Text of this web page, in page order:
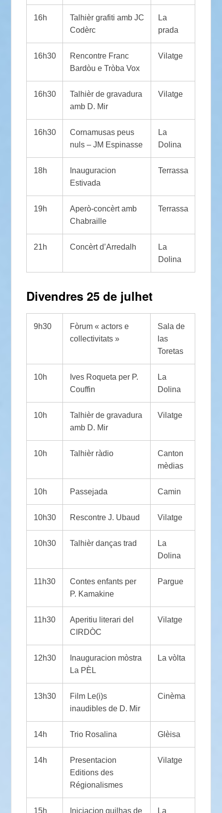
16h
Talhièr grafiti amb JC
Codèrc
La
prada
16h30
Rencontre Franc
Bardòu e Tròba Vox
Vilatge
16h30
Talhièr de gravadura
amb D. Mir
Vilatge
16h30
Cornamusas peus
nuls – JM Espinasse
La
Dolina
18h
Inauguracion
Estivada
Terrassa
19h
Aperò-concèrt amb
Chabraille
Terrassa
21h Concèrt d’Arredalh
La
Dolina
Divendres 25 de julhet
9h30
Fòrum « actors e
collectivitats »
Sala de
las
Toretas
10h
Ives Roqueta per P.
Couffin
La
Dolina
10h
Talhièr de gravadura
amb D. Mir
Vilatge
10h Talhièr ràdio
Canton
mèdias
10h Passejada Camin
10h30 Rescontre J. Ubaud Vilatge
10h30 Talhièr danças trad
La
Dolina
11h30
Contes enfants per
P. Kamakine
Pargue
11h30
Aperitiu literari del
CIRDÒC
Vilatge
12h30
Inauguracion mòstra
La PÈL
La vòlta
13h30
Film Le(i)s
inaudibles de D. Mir
Cinèma
14h Trio Rosalina Glèisa
14h
Presentacion
Editions des
Régionalismes
Vilatge
15h Iniciacion quilhas de La